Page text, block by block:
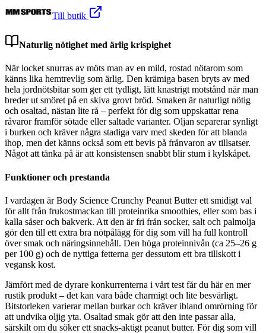
Till butik
Naturlig nötighet med ärlig krispighet
När locket snurras av möts man av en mild, rostad nötarom som
känns lika hemtrevlig som ärlig. Den krämiga basen bryts av med
hela jordnötsbitar som ger ett tydligt, lätt knastrigt motstånd när man
breder ut smöret på en skiva grovt bröd. Smaken är naturligt nötig
och osaltad, nästan lite rå – perfekt för dig som uppskattar rena
råvaror framför sötade eller saltade varianter. Oljan separerar synligt
i burken och kräver några stadiga varv med skeden för att blanda
ihop, men det känns också som ett bevis på frånvaron av tillsatser.
Något att tänka på är att konsistensen snabbt blir stum i kylskåpet.
Funktioner och prestanda
I vardagen är Body Science Crunchy Peanut Butter ett smidigt val
för allt från frukostmackan till proteinrika smoothies, eller som bas i
kalla såser och bakverk. Att den är fri från socker, salt och palmolja
gör den till ett extra bra nötpålägg för dig som vill ha full kontroll
över smak och näringsinnehåll. Den höga proteinnivån (ca 25–26 g
per 100 g) och de nyttiga fetterna ger dessutom ett bra tillskott i
vegansk kost.
Jämfört med de dyrare konkurrenterna i vårt test får du här en mer
rustik produkt – det kan vara både charmigt och lite besvärligt.
Bitstorleken varierar mellan burkar och kräver ibland omrörning för
att undvika oljig yta. Osaltad smak gör att den inte passar alla,
särskilt om du söker ett snacks-aktigt peanut butter. För dig som vill